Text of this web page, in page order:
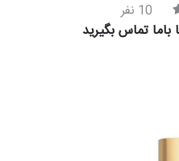
10 نفر
باما تماس بگیرید